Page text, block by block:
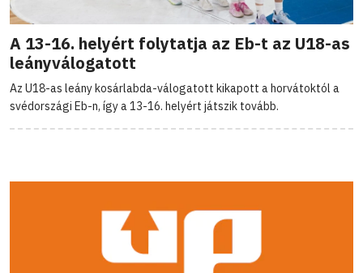
A 13-16. helyért folytatja az Eb-t az U18-as
leányválogatott
Az U18-as leány kosárlabda-válogatott kikapott a horvátoktól a
svédországi Eb-n, így a 13-16. helyért játszik tovább.